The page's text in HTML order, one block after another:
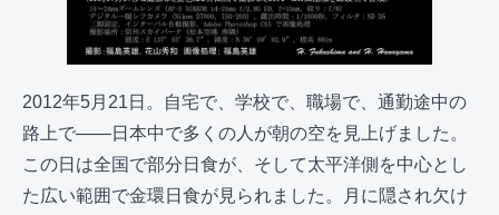
2012年5月21日。自宅で、学校で、職場で、通勤途中の
路上で――日本中で多くの人が朝の空を見上げました。
この日は全国で部分日食が、そして太平洋側を中心とし
た広い範囲で金環日食が見られました。月に隠され欠け